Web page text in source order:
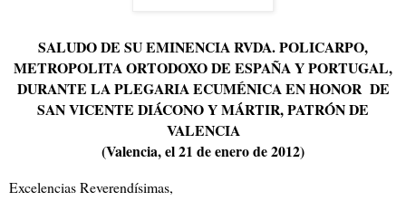
SALUDO DE SU EMINENCIA RVDA. POLICARPO,
METROPOLITA ORTODOXO DE ESPAÑA Y PORTUGAL,
DURANTE LA PLEGARIA ECUMÉNICA EN HONOR DE
SAN VICENTE DIÁCONO Y MÁRTIR, PATRÓN DE
VALENCIA
(Valencia, el 21 de enero de 2012)
Excelencias Reverendísimas,